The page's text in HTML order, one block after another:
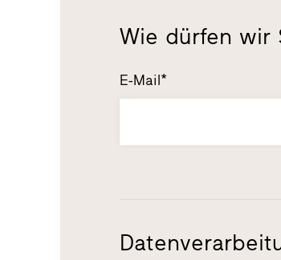
Wie dürfen wir
E-Mail*